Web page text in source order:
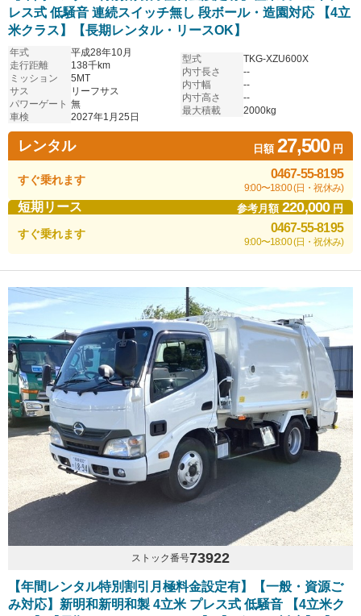
レス式 低騒音 連続スイッチ無し 段ボール・造園対応 【4立
米クラス】【長期レンタル・リースOK】
年式
平成28年10月
走行距離
138千km
ミッション
5MT
サス
リーフサス
パワーゲート 無
車検
2027年1月25日
型式
TKG-XZU600X
内寸長さ
--
内寸幅
--
内寸高さ
--
最大積載
2000kg
レンタル 日額27,500円
すぐ乗れます 0467-55-8195
9:00〜18:00 (日・祝休み)
短期リース 参考月額220,000円
すぐ乗れます 0467-55-8195
9:00〜18:00 (日・祝休み)
ストック番号73922
【年間レンタル特別割引月極料金設定有】【一般・資源ご
み対応】新明和新明和製 4立米 プレス式 低騒音 【4立米ク